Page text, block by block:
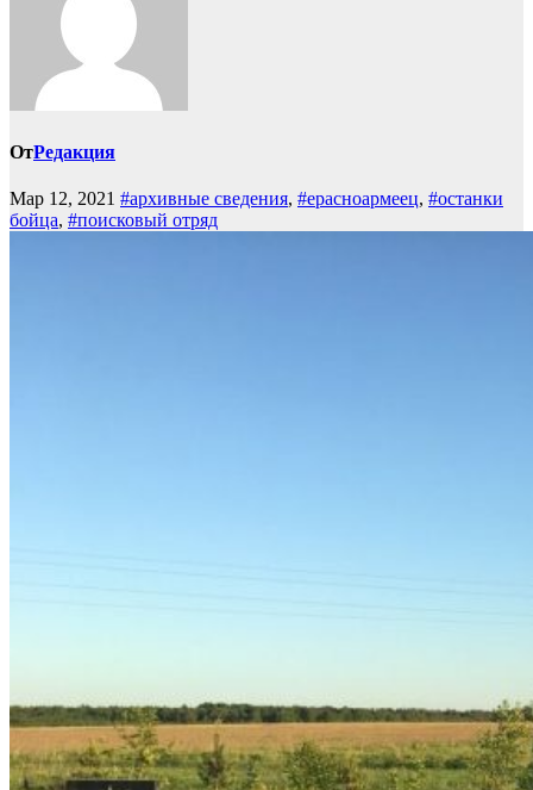
ОтРедакция
Мар 12, 2021 #архивные сведения, #ерасноармеец, #останки
бойца, #поисковый отряд